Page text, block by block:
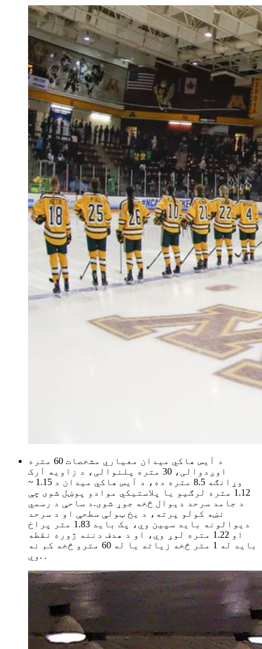
د آیس هاکي میدان معیاري مشخصات 60 متره
اوږدوالی، 30 متره پلنوالی، د زاویه آرک
وړانګه 8.5 متره ده، د آیس هاکي میدان د 1.15 ~
1.12 متره لرګیو یا پلاستيکي موادو پوښل شوی چې
د جامد سرحد دیوال څخه جوړ شوی.د ساحې د رسمي
نښه کولو پرته، د یخ ټولې سطحې او د سرحد
دیوالونه باید سپین وي، پک باید 1.83 متر پراخ
او 1.22 متره لوړ وي، او د هدف دننه ژوره نقطه
باید له 1 متر څخه زیاته یا له 60 مترو څخه کم نه
وي. .